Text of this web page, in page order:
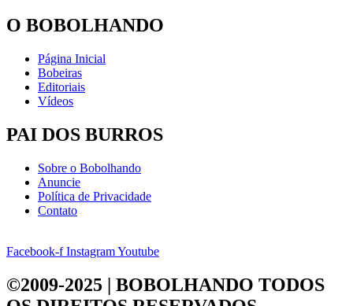
O BOBOLHANDO
Página Inicial
Bobeiras
Editoriais
Vídeos
PAI DOS BURROS
Sobre o Bobolhando
Anuncie
Política de Privacidade
Contato
Facebook-f InstagramYoutube
©2009-2025 | BOBOLHANDO TODOS